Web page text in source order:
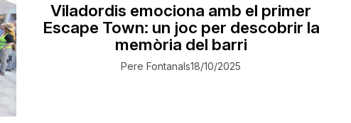
Viladordis emociona amb el primer
Escape Town: un joc per descobrir la
memòria del barri
Pere Fontanals18/10/2025